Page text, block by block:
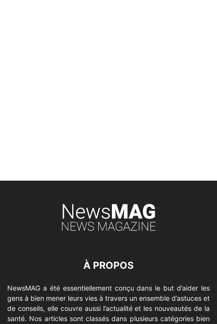
À PROPOS
NewsMAG a été essentiellement conçu dans le but d’aider les
gens à bien mener leurs vies à travers un ensemble d’astuces et
de conseils, elle couvre aussi l’actualité et les nouveautés de la
santé. Nos articles sont classés dans plusieurs catégories bien